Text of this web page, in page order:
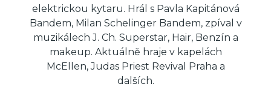
elektrickou kytaru. Hrál s Pavla Kapitánová
Bandem, Milan Schelinger Bandem, zpíval v
muzikálech J. Ch. Superstar, Hair, Benzín a
makeup. Aktuálně hraje v kapelách
McEllen, Judas Priest Revival Praha a
dalších.